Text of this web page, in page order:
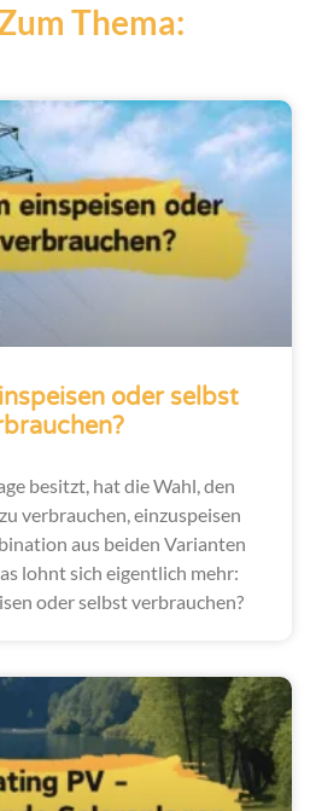
Thema:
oder selbst
besitzt, hat die Wahl, den
verbrauchen, einzuspeisen
aus beiden Varianten
lohnt sich eigentlich mehr:
oder selbst verbrauchen?